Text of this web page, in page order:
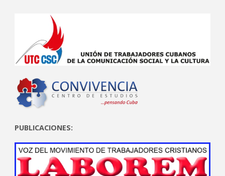
PUBLICACIONES: